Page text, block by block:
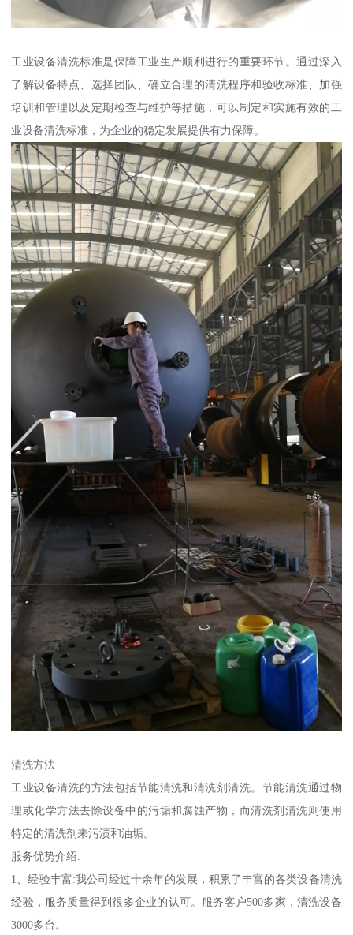
工业设备清洗标准是保障工业生产顺利进行的重要环节。通过深入
了解设备特点、选择团队、确立合理的清洗程序和验收标准、加强
培训和管理以及定期检查与维护等措施，可以制定和实施有效的工
业设备清洗标准，为企业的稳定发展提供有力保障。
清洗方法
工业设备清洗的方法包括节能清洗和清洗剂清洗。节能清洗通过物
理或化学方法去除设备中的污垢和腐蚀产物，而清洗剂清洗则使用
特定的清洗剂来污渍和油垢。
服务优势介绍:
1、经验丰富:我公司经过十余年的发展，积累了丰富的各类设备清洗
经验，服务质量得到很多企业的认可。服务客户500多家，清洗设备
3000多台。